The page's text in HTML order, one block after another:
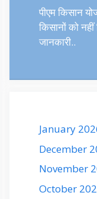
पीएम किसान
किसानों को
जानकारी..
January
December
November
October